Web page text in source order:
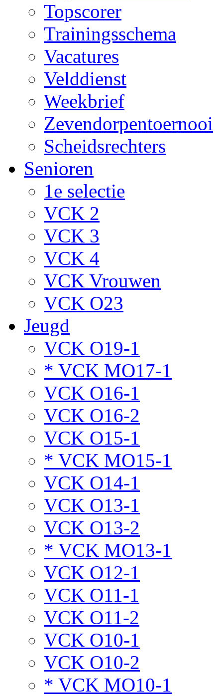
Topscorer
Trainingsschema
Vacatures
Velddienst
Weekbrief
Zevendorpentoernooi
Scheidsrechters
Senioren
1e selectie
VCK 2
VCK 3
VCK 4
VCK Vrouwen
VCK O23
Jeugd
VCK O19-1
* VCK MO17-1
VCK O16-1
VCK O16-2
VCK O15-1
* VCK MO15-1
VCK O14-1
VCK O13-1
VCK O13-2
* VCK MO13-1
VCK O12-1
VCK O11-1
VCK O11-2
VCK O10-1
VCK O10-2
* VCK MO10-1